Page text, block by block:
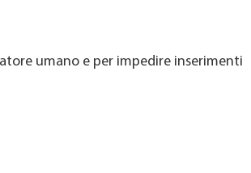
umano e per impedire inserimenti